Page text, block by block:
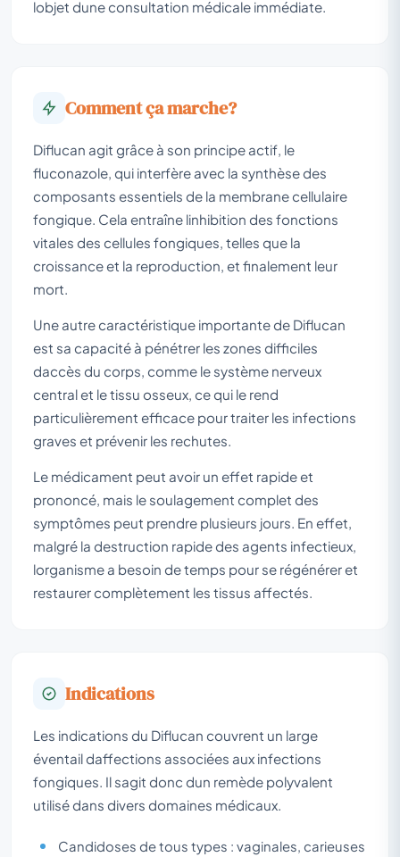
lobjet dune consultation médicale immédiate.
Comment ça marche?
Diflucan agit grâce à son principe actif, le
fluconazole, qui interfère avec la synthèse des
composants essentiels de la membrane cellulaire
fongique. Cela entraîne linhibition des fonctions
vitales des cellules fongiques, telles que la
croissance et la reproduction, et finalement leur
mort.
Une autre caractéristique importante de Diflucan
est sa capacité à pénétrer les zones difficiles
daccès du corps, comme le système nerveux
central et le tissu osseux, ce qui le rend
particulièrement efficace pour traiter les infections
graves et prévenir les rechutes.
Le médicament peut avoir un effet rapide et
prononcé, mais le soulagement complet des
symptômes peut prendre plusieurs jours. En effet,
malgré la destruction rapide des agents infectieux,
lorganisme a besoin de temps pour se régénérer et
restaurer complètement les tissus affectés.
Indications
Les indications du Diflucan couvrent un large
éventail daffections associées aux infections
fongiques. Il sagit donc dun remède polyvalent
utilisé dans divers domaines médicaux.
Candidoses de tous types : vaginales, carieuses